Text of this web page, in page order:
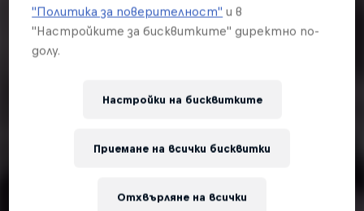
"Политика за поверителност" и в
"Настройките за бисквитките" директно по-
долу.
Настройки на бисквитките
Отхвърляне на всички
Приемане на всички бисквитки